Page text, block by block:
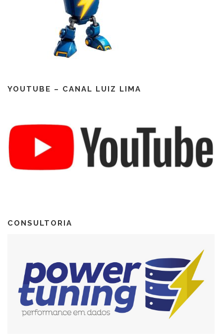
YOUTUBE – CANAL LUIZ LIMA
CONSULTORIA